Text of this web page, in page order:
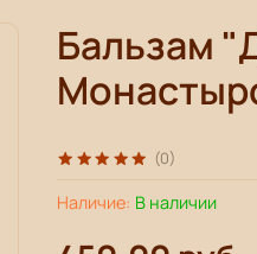
(0)
Наличие: В наличии
Бальзам